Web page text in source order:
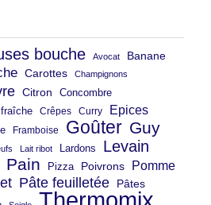
bouche Avocat Banane
Carottes Champignons
Citron Concombre
Crêpes Curry Epices
Framboise Goûter Guy
Lait ribot Lardons Levain
Pain Pizza Poivrons Pomme
Pâte feuilletée Pâtes